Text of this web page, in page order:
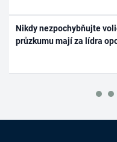
Nikdy nezpochybňujte
průzkumu mají za lídra